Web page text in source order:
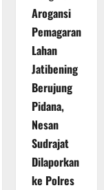
Arogansi
Pemagaran
Lahan
Jatibening
Berujung
Pidana,
Nesan
Sudrajat
Dilaporkan
ke Polres